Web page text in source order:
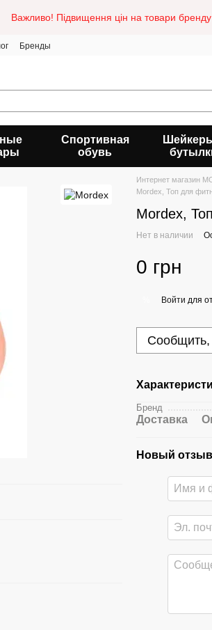
Важливо! Підвищення цін на товари
Бренды
Спортивная
обувь
Интернет магазин
Mordex, Топ для
Mordex,
Нет в наличии
0 грн
Войти для
Сообщить,
Бренд
Доставка
Новый